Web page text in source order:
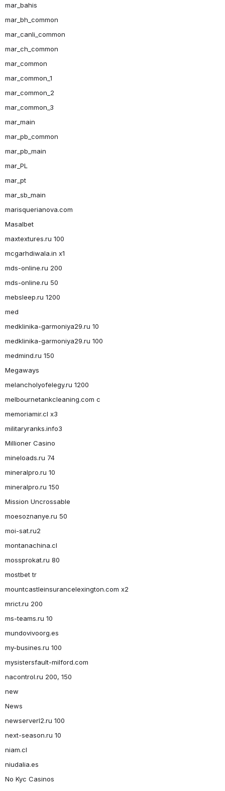
mar_bahis
mar_bh_common
mar_canli_common
mar_ch_common
mar_common
mar_common_1
mar_common_2
mar_common_3
mar_main
mar_pb_common
mar_pb_main
mar_PL
mar_pt
mar_sb_main
marisquerianova.com
Masalbet
maxtextures.ru 100
mcgarhdiwala.in x1
mds-online.ru 200
mds-online.ru 50
mebsleep.ru 1200
med
medklinika-garmoniya29.ru 10
medklinika-garmoniya29.ru 100
medmind.ru 150
Megaways
melancholyofelegy.ru 1200
melbournetankcleaning.com c
memoriamir.cl x3
militaryranks.info3
Millioner Casino
mineloads.ru 74
mineralpro.ru 10
mineralpro.ru 150
Mission Uncrossable
moesoznanye.ru 50
moi-sat.ru2
montanachina.cl
mossprokat.ru 80
mostbet tr
mountcastleinsurancelexington.com x2
mrict.ru 200
ms-teams.ru 10
mundovivoorg.es
my-busines.ru 100
mysistersfault-milford.com
nacontrol.ru 200, 150
new
News
newserverl2.ru 100
next-season.ru 10
niam.cl
niudalia.es
No Kyc Casinos